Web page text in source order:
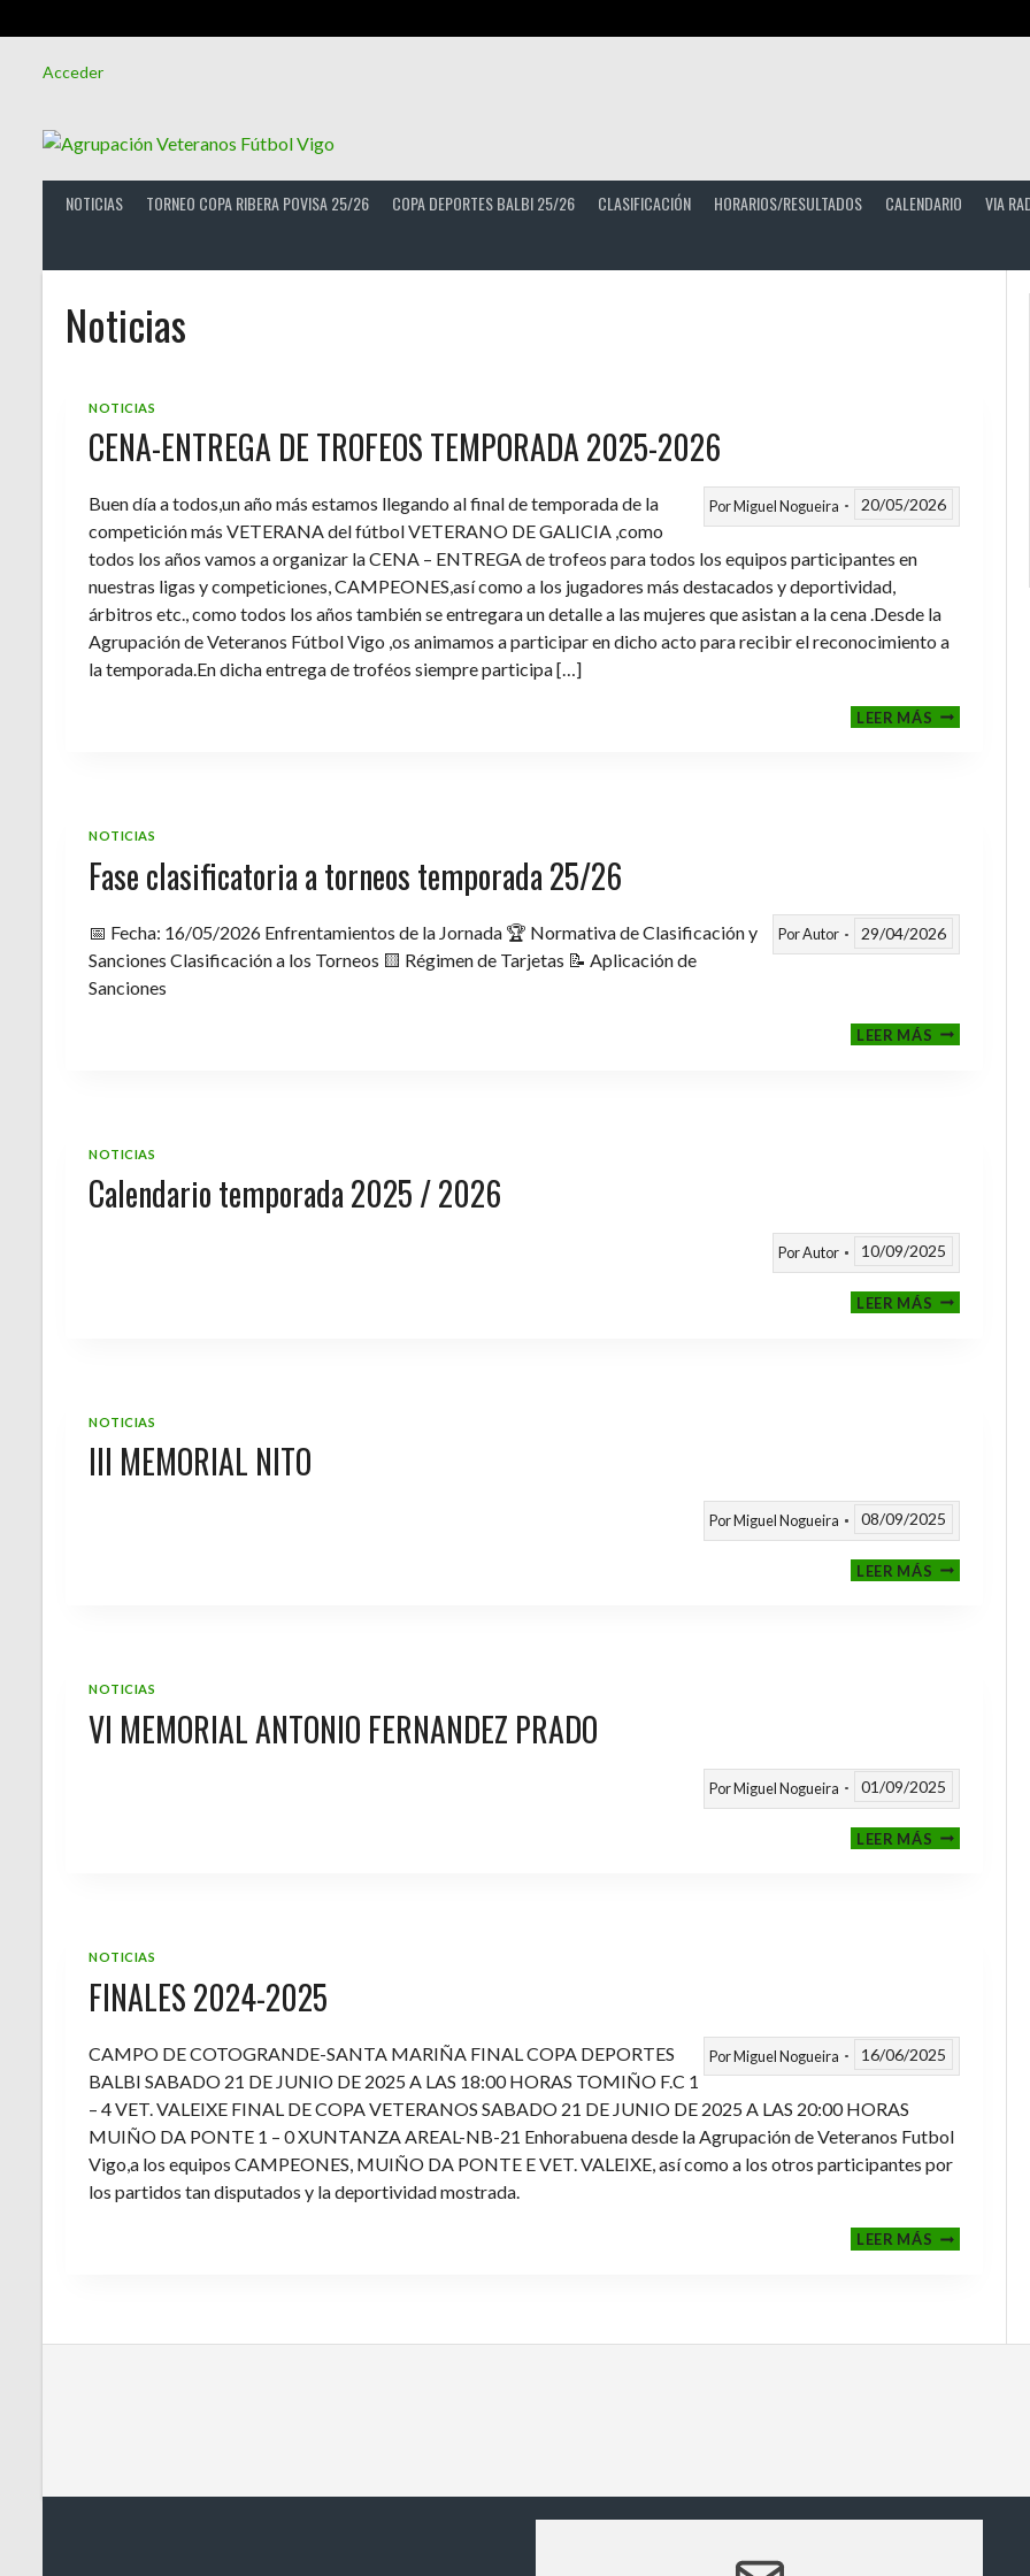
Acceder
NOTICIAS TORNEO COPA RIBERA POVISA 25/26 COPA DEPORTES BALBI 25/26 CLASIFICACIÓN HORARIOS/RESULTADOS CALENDARIO VIA
Noticias
NOTICIAS
CENA-ENTREGA DE TROFEOS TEMPORADA 2025-2026
PorMiguel Nogueira 20/05/2026
Buen día a todos,un año más estamos llegando al final de temporada de la
competición más VETERANA del fútbol VETERANO DE GALICIA ,como
todos los años vamos a organizar la CENA – ENTREGA de trofeos para todos los equipos participantes en
nuestras ligas y competiciones, CAMPEONES,así como a los jugadores más destacados y deportividad,
árbitros etc., como todos los años también se entregara un detalle a las mujeres que asistan a la cena .Desde la
Agrupación de Veteranos Fútbol Vigo ,os animamos a participar en dicho acto para recibir el reconocimiento a
la temporada.En dicha entrega de troféos siempre participa […]
LEER MÁSCENA-
ENTREGA
NOTICIAS
Fase clasificatoria a torneos temporada 25/26
PorAutor 29/04/2026
📅 Fecha: 16/05/2026 Enfrentamientos de la Jornada 🏆 Normativa de Clasificación y
Sanciones Clasificación a los Torneos 🟨 Régimen de Tarjetas 📝 Aplicación de
Sanciones
LEER MÁSFASE
NOTICIAS
Calendario temporada 2025 / 2026
PorAutor 10/09/2025
LEER MÁSCALENDARIO
TEMPORADA
NOTICIAS
III MEMORIAL NITO
PorMiguel Nogueira 08/09/2025
LEER MÁSIII
MEMORIAL
NOTICIAS
VI MEMORIAL ANTONIO FERNANDEZ PRADO
PorMiguel Nogueira 01/09/2025
LEER MÁSVI
MEMORIAL
NOTICIAS
FINALES 2024-2025
PorMiguel Nogueira 16/06/2025
CAMPO DE COTOGRANDE-SANTA MARIÑA FINAL COPA DEPORTES
BALBI SABADO 21 DE JUNIO DE 2025 A LAS 18:00 HORAS TOMIÑO F.C 1
– 4 VET. VALEIXE FINAL DE COPA VETERANOS SABADO 21 DE JUNIO DE 2025 A LAS 20:00 HORAS
MUIÑO DA PONTE 1 – 0 XUNTANZA AREAL-NB-21 Enhorabuena desde la Agrupación de Veteranos Futbol
Vigo,a los equipos CAMPEONES, MUIÑO DA PONTE E VET. VALEIXE, así como a los otros participantes por
los partidos tan disputados y la deportividad mostrada.
LEER MÁSFINALES
2024-